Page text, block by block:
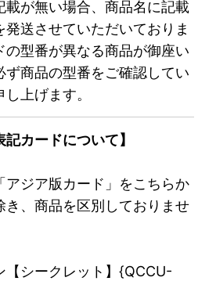
が無い場合、商品名に記載
送させていただいておりま
型番が異なる商品が御座い
ず商品の型番をご確認してい
上げます。
カードについて】
アジア版カード」をこちらか
き、商品を区別しておりませ
【シークレット】{QCCU-